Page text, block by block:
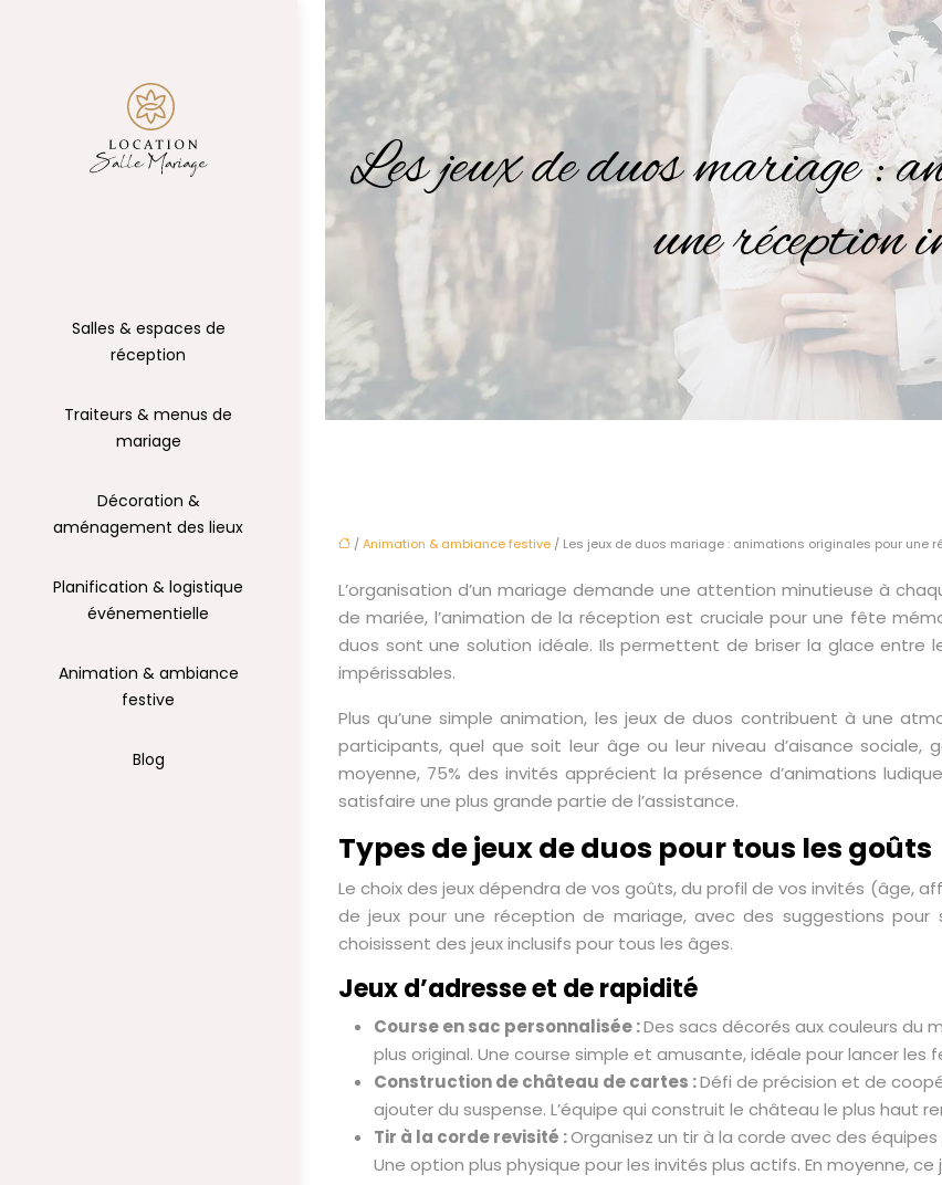
Salles & espaces de
réception
Traiteurs & menus de
mariage
Décoration &
aménagement des lieux
Planification & logistique
événementielle
Animation & ambiance
festive
Blog
Les jeux de duos mariage :
une réception
/Animation & ambiance festive/ Les jeux de duos mariage : animations originales pour une
L’organisation d’un mariage demande une attention minutieuse à
de mariée, l’animation de la réception est cruciale pour une fête
duos sont une solution idéale. Ils permettent de briser la glace entre
impérissables.
Plus qu’une simple animation, les jeux de duos contribuent à une
participants, quel que soit leur âge ou leur niveau d’aisance
moyenne, 75% des invités apprécient la présence d’animations
satisfaire une plus grande partie de l’assistance.
Types de jeux de duos pour tous les goûts
Le choix des jeux dépendra de vos goûts, du profil de vos invités (âge,
de jeux pour une réception de mariage, avec des suggestions pour
choisissent des jeux inclusifs pour tous les âges.
Jeux d’adresse et de rapidité
Course en sac personnalisée :Des sacs décorés aux couleurs du
plus original. Une course simple et amusante, idéale pour lancer les
Construction de château de cartes :Défi de précision et de
ajouter du suspense. L’équipe qui construit le château le plus haut
Tir à la corde revisité :Organisez un tir à la corde avec des
Une option plus physique pour les invités plus actifs. En moyenne, ce